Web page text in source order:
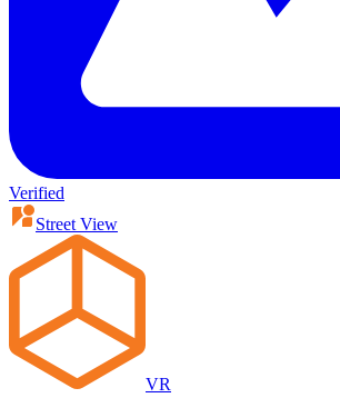
Verified
Street View
VR